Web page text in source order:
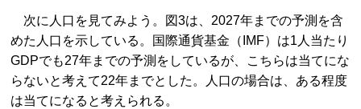
次に人口を見てみよう。図3は、2027年までの予測を含
めた人口を示している。国際通貨基金（IMF）は1人当たり
GDPでも27年までの予測をしているが、こちらは当てにな
らないと考えて22年までとした。人口の場合は、ある程度
は当てになると考えられる。